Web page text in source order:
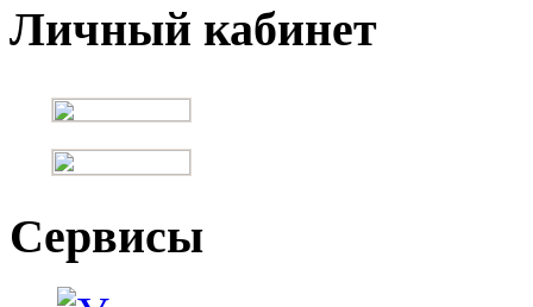
Личный кабинет
Сервисы